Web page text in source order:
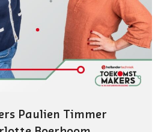
Paulien Timmer